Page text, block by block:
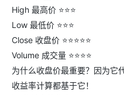
High 最高价 ⭐⭐⭐
Low 最低价 ⭐⭐⭐
Close 收盘价 ⭐⭐⭐⭐⭐
Volume 成交量 ⭐⭐⭐⭐
为什么收盘价最重要？因为它
收益率计算都基于它！